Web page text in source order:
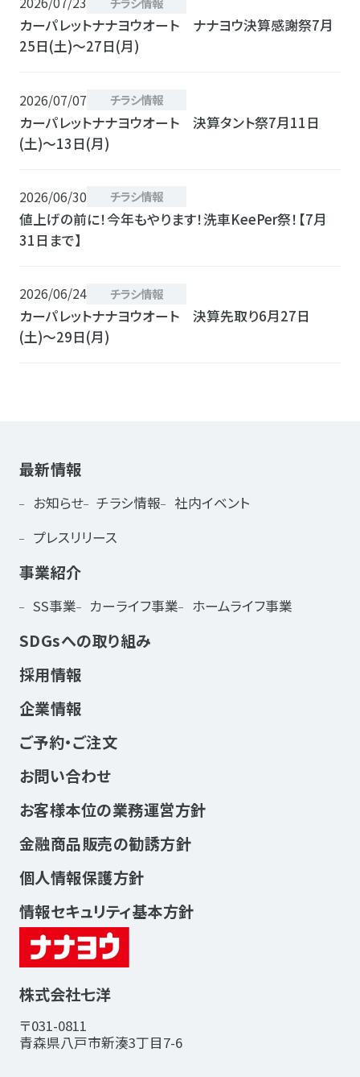
カーパレットナナヨウオート ナナヨウ決算感謝祭7月
25日(土)〜27日(月)
2026/07/07 チラシ情報
カーパレットナナヨウオート 決算タント祭7月11日
(土)〜13日(月)
2026/06/30 チラシ情報
値上げの前に！今年もやります！洗車KeePer祭！【7月
31日まで】
2026/06/24 チラシ情報
カーパレットナナヨウオート 決算先取り6月27日
(土)〜29日(月)
株式会社七洋
〒031-0811
青森県八戸市新湊3丁目7-6
最新情報
お知らせ チラシ情報
社内イベント
プレスリリース
事業紹介
SS事業 カーライフ事業 ホームライフ事業
SDGsへの取り組み
採用情報
企業情報
ご予約・ご注文
お問い合わせ
お客様本位の業務運営方針
金融商品販売の勧誘方針
個人情報保護方針
情報セキュリティ基本方針